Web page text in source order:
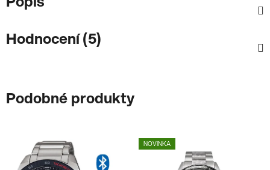
Hodnocení (5)
Podobné produkty
NOVINKA